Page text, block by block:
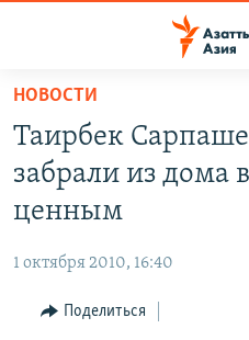
Вернуться
основному
содержанию
Вернутся
главной
навигации
Вернутся
ЦЕНТРАЛЬНАЯ АЗИЯ
КАЗАХСТАН
ТАДЖИКИСТАН
НОВОСТИ
ВОЙНА В УКРАИНЕ
ҚАЗАҚША
КЫРГЫЗЧА
НОВОСТИ
Таирбек
забрали из дома
ценным
1 октября 2010, 16:40
Поделиться